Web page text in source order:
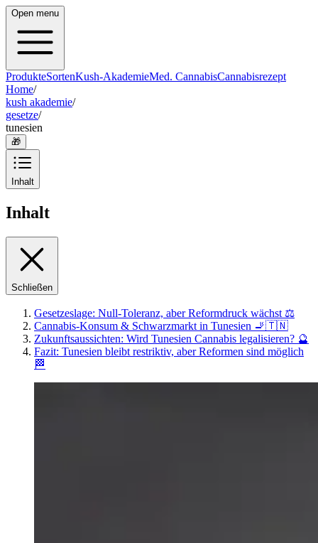
Open menu
ProdukteSortenKush-AkademieMed. CannabisCannabisrezept
Home/
kush akademie/
gesetze/
tunesien
🎁
Inhalt
Inhalt
Schließen
Gesetzeslage: Null-Toleranz, aber Reformdruck wächst ⚖️
Cannabis-Konsum & Schwarzmarkt in Tunesien 🚬🇹🇳
Zukunftsaussichten: Wird Tunesien Cannabis legalisieren? 🔮
Fazit: Tunesien bleibt restriktiv, aber Reformen sind möglich
🏁